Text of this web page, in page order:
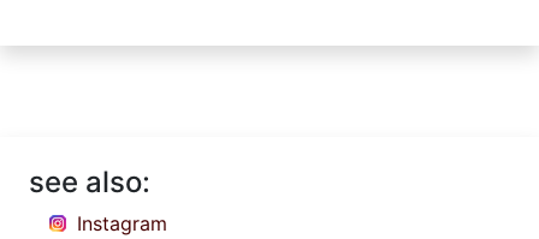
see also:
Instagram